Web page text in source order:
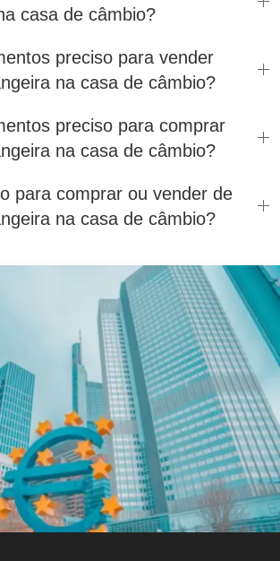
casa de câmbio?
preciso para vender
na casa de câmbio?
preciso para comprar
na casa de câmbio?
para comprar ou vender de
na casa de câmbio?